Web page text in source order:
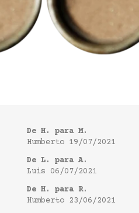
De H. para M.
Humberto 19/07/2021
De L. para A.
Luis 06/07/2021
De H. para R.
Humberto 23/06/2021